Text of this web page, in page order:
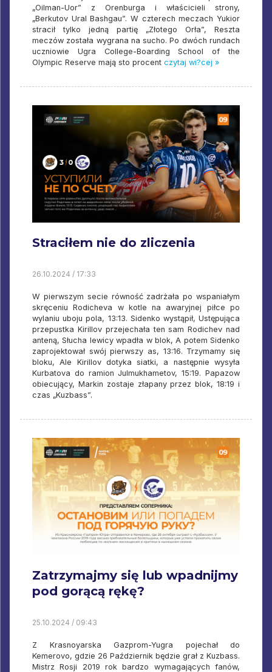
„Oilman-Uor” z Orenburga i właścicieli strony,
„Berkutov Ural Bashgau”. W czterech meczach Yukior
stracił tylko jedną partię „Złotego Orła”, Reszta
meczów została wygrana na sucho. Po dwóch rundach
uczniowie Ugra College-Boarding School of the
Olympic Reserve mają sto procent czytaj wi?cej »
Straciłem nie do zliczenia
26.10.2024 / 17:33
W pierwszym secie równość zadrżała po wspaniałym
skręceniu Rodicheva w kotle na awaryjnej piłce po
wylaniu uboju pola, 13:13. Sidenko wystąpił, Ustępująca
przepustka Kirillov przejechała ten sam Rodichev nad
anteną, Słucha lewicy wpadła w blok, A potem Sidenko
zaprojektował swój pierwszy as, 13:16. Trzymamy się
bloku, Ale Kirillov dotyka siatki, a następnie wysyła
Kurbatova do ramion Julmukhametov, 15:19. Papazow
obiecujący, Markin zostaje złapany przez blok, 18:19 i
czas „Kuzbass”.
Zatrzymajmy się lub wpadnijmy
pod gorącą rękę?
25.10.2024 / 09:43
Z Krasnoyarska Gazprom-Yugra pojechał do
Kemerovo, gdzie 26 Październik będzie grał z Kuzbass.
Mistrz Rosji 2019 rok bardzo wymagających fanów,